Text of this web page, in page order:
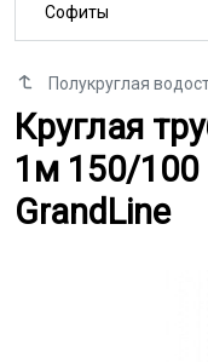
Полукруглая
Круглая
Круглая
1м 150/100
GrandLine
Софиты